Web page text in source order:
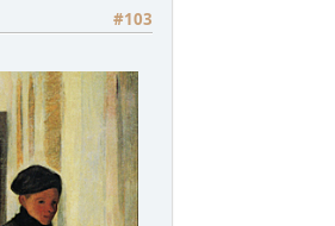
#103